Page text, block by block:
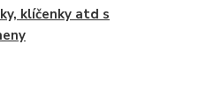
klíčenky atd s